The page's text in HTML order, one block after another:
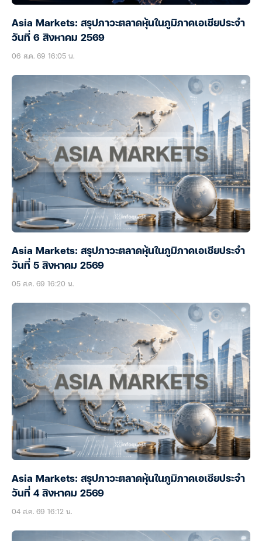
Asia Markets: สรุปภาวะตลาดหุ้นในภูมิภาคเอเชียประจำ
วันที่ 6 สิงหาคม 2569
06 ส.ค. 69 16:05 น.
Asia Markets: สรุปภาวะตลาดหุ้นในภูมิภาคเอเชียประจำ
วันที่ 5 สิงหาคม 2569
05 ส.ค. 69 16:20 น.
Asia Markets: สรุปภาวะตลาดหุ้นในภูมิภาคเอเชียประจำ
วันที่ 4 สิงหาคม 2569
04 ส.ค. 69 16:12 น.